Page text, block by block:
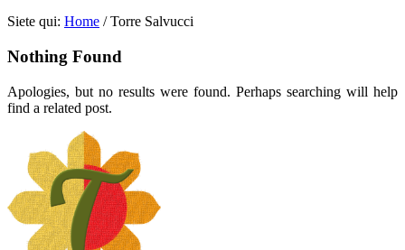
Siete qui: Home / Torre Salvucci
Nothing Found
Apologies, but no results were found. Perhaps searching will help
find a related post.